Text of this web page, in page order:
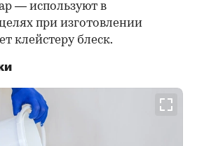
— используют в
при изготовлении
клейстеру блеск.